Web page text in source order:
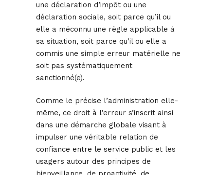
une déclaration d’impôt ou une
déclaration sociale, soit parce qu’il ou
elle a méconnu une règle applicable à
sa situation, soit parce qu’il ou elle a
commis une simple erreur matérielle ne
soit pas systématiquement
sanctionné(e).
Comme le précise l’administration elle-
même, ce droit à l’erreur s’inscrit ainsi
dans une démarche globale visant à
impulser une véritable relation de
confiance entre le service public et les
usagers autour des principes de